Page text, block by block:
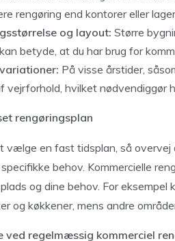
rengøring end kontorer eller
og layout: Større
betyde, at du har brug for
På visse årstider,
vejrforhold, hvilket nødvendiggør
rengøringsplan
vælge en fast tidsplan, så overvej
behov. Kommercielle
og dine behov. For
og køkkener, mens andre
ved regelmæssig kommerciel